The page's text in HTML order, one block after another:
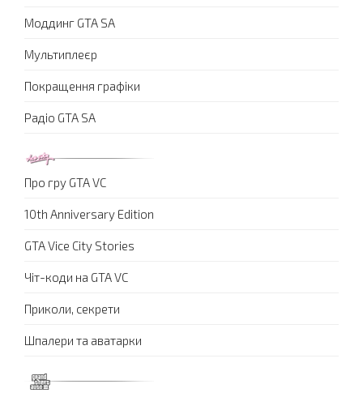
Моддинг GTA SA
Мультиплеєр
Покращення графіки
Радіо GTA SA
Про гру GTA VC
10th Anniversary Edition
GTA Vice City Stories
Чіт-коди на GTA VC
Приколи, секрети
Шпалери та аватарки